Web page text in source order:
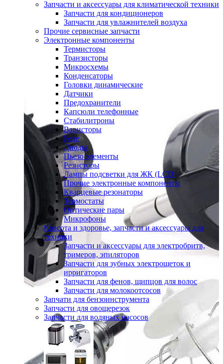
Запчасти и аксессуары для климатической техники
Запчасти для кондиционеров
Запчасти для увлажнителей воздуха
Прочие сервисные запчасти
Электронные компоненты
Термисторы
Транзисторы
Микросхемы
Конденсаторы
Головки динамические
Датчики
Предохранители
Капсюли телефонные
Стабилитроны
Варисторы
Реле
Диоды
Пьезо элементы
Резисторы
Лампы подсветки для ЖК (LCD)
Прочие электронные компоненты
Кварцевые резонаторы
Термостаты
Оптические пары
Микрофоны
Красота и здоровье, запчасти и аксессуары для
техники
Запчасти и аксессуары для электробритв,
тримеров, эпиляторов
Запчасти для зубных электрощеток и
ирригаторов
Запчасти для фенов, щипцов для волос
Запчасти для молокоотсосов
Запчати для бензоинструмента
Запчасти для овощерезок
Запчасти для водяных насосов